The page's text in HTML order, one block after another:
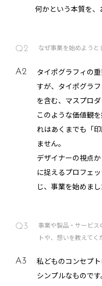
何かという本質を、
Q2 なぜ事業を始めようと
A2
タイポグラフィの
すが、タイポグラ
を含む、マスプロ
このような価値観
れはあくまでも「
ません。
デザイナーの視点
に捉えるプロフェ
じ、事業を始めまし
Q3
事業や製品・サービ
トや、想いを教えてく
A3
私どものコンセプ
シンプルなものです